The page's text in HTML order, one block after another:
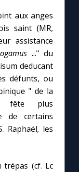
aux anges
saint (MR,
assistance
..." du
deducant
défunts, ou
" de la
fête plus
de certains
Raphaël, les
trépas (cf. Lc